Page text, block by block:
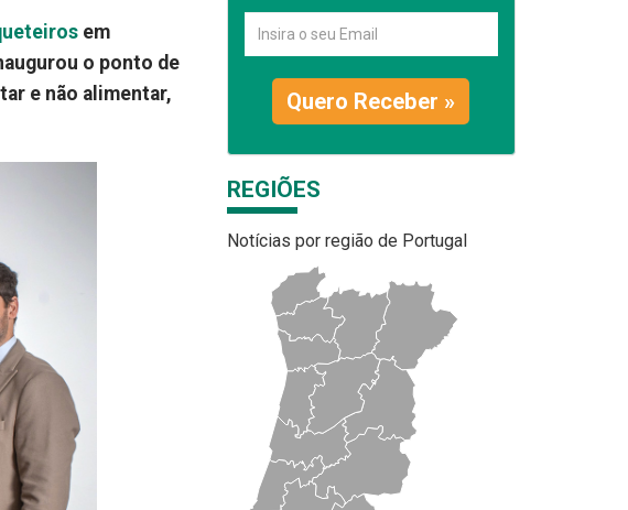
em
o ponto de
e não alimentar,
Quero Receber »
REGIÕES
Notícias por região de Portugal